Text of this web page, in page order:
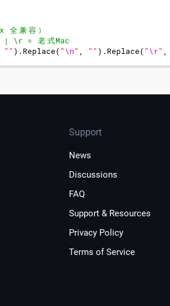
全兼容 ）
| \r = 老式Mac
" " ) . Replace( "\n" , " " ) . Replace( "\r" ,
Support
News
Discussions
FAQ
Support & Resources
Privacy Policy
Terms of Service